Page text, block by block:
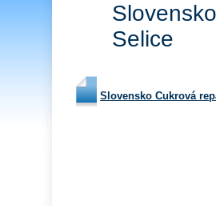
Selice
Slovensko Cukrová